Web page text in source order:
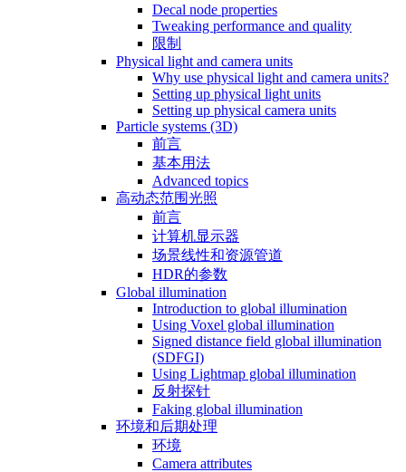
Decal node properties
Tweaking performance and quality
限制
Physical light and camera units
Why use physical light and camera units?
Setting up physical light units
Setting up physical camera units
Particle systems (3D)
前言
基本用法
Advanced topics
高动态范围光照
前言
计算机显示器
场景线性和资源管道
HDR的参数
Global illumination
Introduction to global illumination
Using Voxel global illumination
Signed distance field global illumination
(SDFGI)
Using Lightmap global illumination
反射探针
Faking global illumination
环境和后期处理
环境
Camera attributes